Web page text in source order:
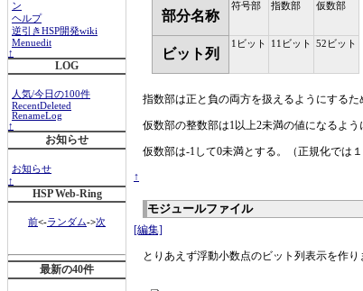
ン
ヘルプ
逆引きHSP開発wiki
Menuedit
↑
LOG
人気/今日の100件
RecentDeleted
RenameLog
↑
お知らせ
お知らせ
↑
HSP Web-Ring
前<-ランダム->次
最新の40件
部分名称
符号部 指数部 仮数部
ビット列
1ビット 11ビット 52ビット
指数部は正と負の両方を扱えるようにするた
仮数部の整数部は1以上2未満の値になるよう
仮数部は-1して0未満とする。（正規化では１
↑
モジュールファイル
[編集]
とりあえず浮動小数点のビット列表示を作